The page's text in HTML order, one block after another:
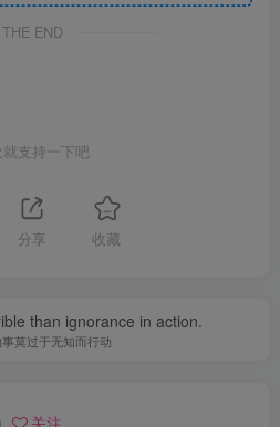
THE END
就支持一下吧
分享 收藏
than ignorance in action.
莫过于无知而行动